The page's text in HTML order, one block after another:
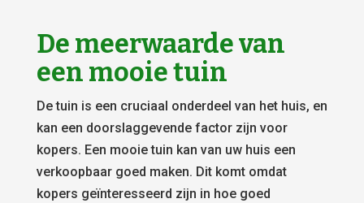
De meerwaarde van
een mooie tuin
De tuin is een cruciaal onderdeel van het huis, en
kan een doorslaggevende factor zijn voor
kopers. Een mooie tuin kan van uw huis een
verkoopbaar goed maken. Dit komt omdat
kopers geïnteresseerd zijn in hoe goed